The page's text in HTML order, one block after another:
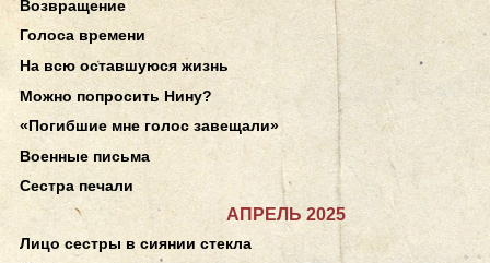
Возвращение
Голоса времени
На всю оставшуюся жизнь
Можно попросить Нину?
«Погибшие мне голос завещали»
Военные письма
Сестра печали
АПРЕЛЬ 2025
Лицо сестры в сиянии стекла